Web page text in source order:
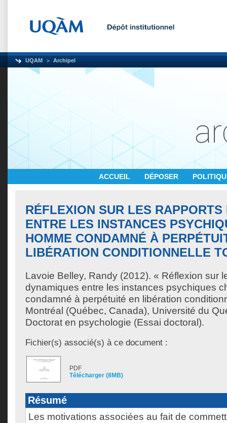
UQAM Archipel
ACCUEIL DÉPOSER
RÉFLEXION SUR LES RAPPORTS
ENTRE LES INSTANCES
HOMME CONDAMNÉ À
LIBÉRATION CONDITIONNELLE
Lavoie Belley, Randy (2012). « Réflexion sur
dynamiques entre les instances psychiques
condamné à perpétuité en libération
Montréal (Québec, Canada), Université du
Doctorat en psychologie (Essai doctoral).
Fichier(s) associé(s) à ce document :
PDF
Télécharger (8MB)
Résumé
Les motivations associées au fait de